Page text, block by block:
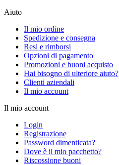
Aiuto
Il mio ordine
Spedizione e consegna
Resi e rimborsi
Opzioni di pagamento
Promozioni e buoni acquisto
Hai bisogno di ulteriore aiuto?
Clienti aziendali
Il mio account
Il mio account
Login
Registrazione
Password dimenticata?
Dove è il mio pacchetto?
Riscossione buoni